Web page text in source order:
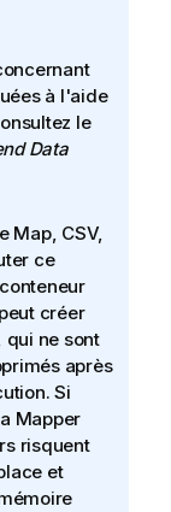
à l'aide
le
Data
Map, CSV,
ce
créer
qui ne sont
après
Si
Mapper
risquent
et